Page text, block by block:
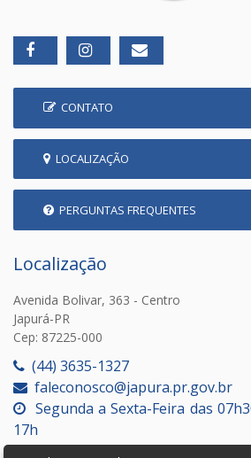
CONTATO
LOCALIZAÇÃO
PERGUNTAS FREQUENTES
Localização
Avenida Bolivar, 363 - Centro
Japurá-PR
Cep: 87225-000
(44) 3635-1327
faleconosco@japura.pr.gov.br
Segunda a Sexta-Feira das
17h